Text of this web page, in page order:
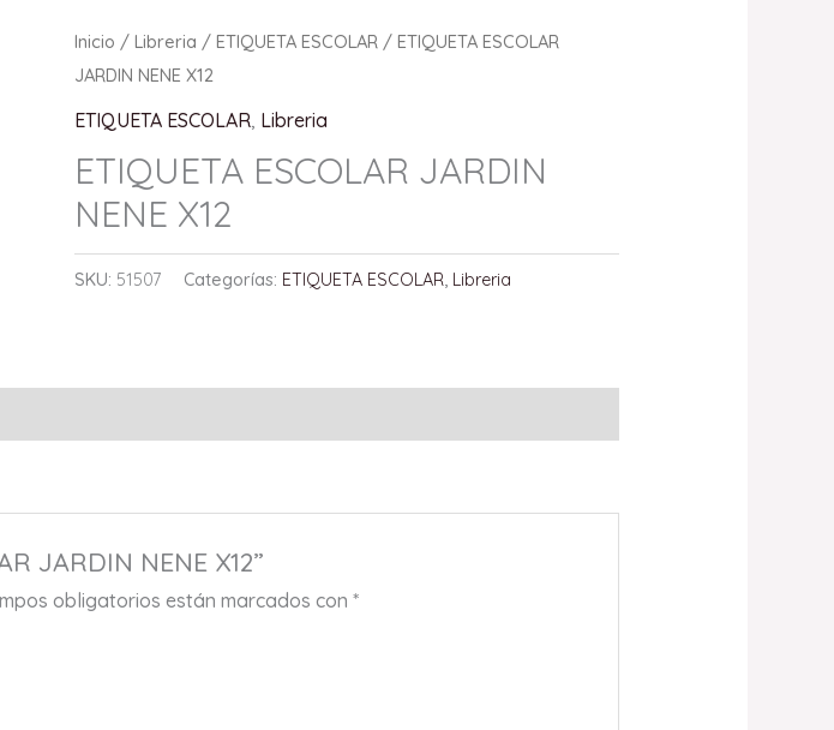
Inicio /Libreria /ETIQUETA ESCOLAR / ETIQUETA ESCOLAR
JARDIN NENE X12
ETIQUETA ESCOLAR, Libreria
ETIQUETA ESCOLAR JARDIN
NENE X12
SKU: 51507 Categorías: ETIQUETA ESCOLAR, Libreria
JARDIN NENE X12”
obligatorios están marcados con*